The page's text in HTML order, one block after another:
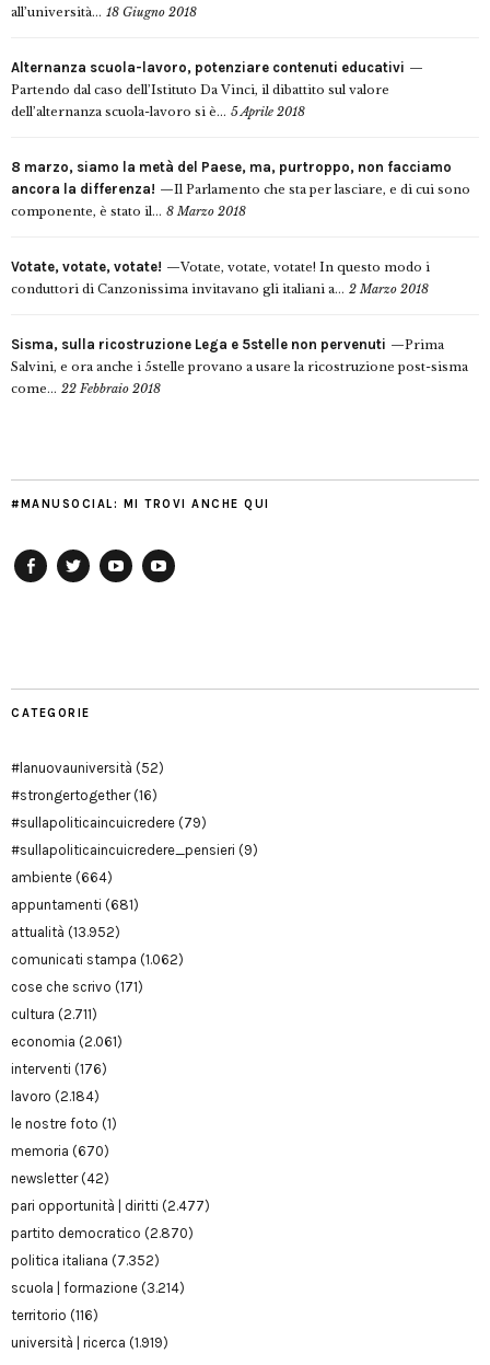
all’università... 18 Giugno 2018
Alternanza scuola-lavoro, potenziare contenuti educativi
Partendo dal caso dell’Istituto Da Vinci, il dibattito sul valore
dell’alternanza scuola-lavoro si è... 5 Aprile 2018
8 marzo, siamo la metà del Paese, ma, purtroppo, non facciamo
ancora la differenza!
Il Parlamento che sta per lasciare, e di cui sono
componente, è stato il... 8 Marzo 2018
Votate, votate, votate!
Votate, votate, votate! In questo modo i
conduttori di Canzonissima invitavano gli italiani a... 2 Marzo 2018
Sisma, sulla ricostruzione Lega e 5stelle non pervenuti
Prima
Salvini, e ora anche i 5stelle provano a usare la ricostruzione post-sisma
come... 22 Febbraio 2018
#MANUSOCIAL: MI TROVI ANCHE QUI
CATEGORIE
#lanuovauniversità (52)
#strongertogether(16)
#sullapoliticaincuicredere (79)
#sullapoliticaincuicredere_pensieri (9)
ambiente (664)
appuntamenti (681)
attualità (13.952)
comunicati stampa (1.062)
cose che scrivo (171)
cultura (2.711)
economia (2.061)
interventi (176)
lavoro (2.184)
le nostre foto (1)
memoria (670)
newsletter(42)
pari opportunità | diritti (2.477)
partito democratico (2.870)
politica italiana (7.352)
scuola | formazione (3.214)
territorio (116)
università | ricerca (1.919)